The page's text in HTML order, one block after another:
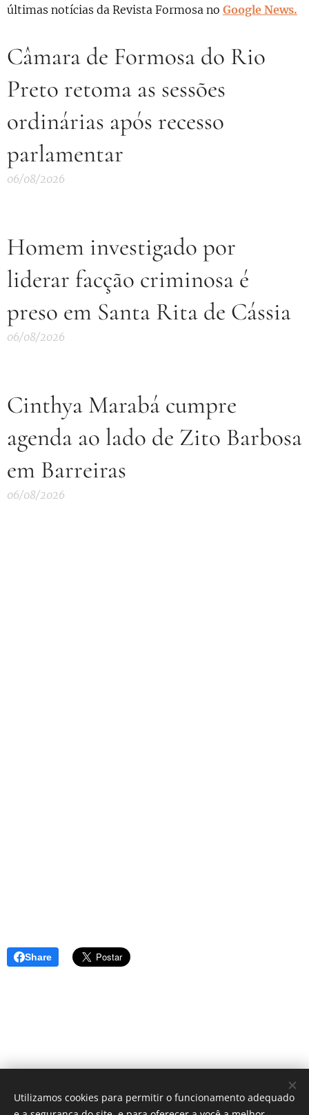
últimas notícias da Revista Formosa no Google News.
Câmara de Formosa do Rio
Preto retoma as sessões
ordinárias após recesso
parlamentar
06/08/2026
Homem investigado por
liderar facção criminosa é
preso em Santa Rita de Cássia
06/08/2026
Cinthya Marabá cumpre
agenda ao lado de Zito Barbosa
em Barreiras
06/08/2026
Share
Utilizamos cookies para permitir o funcionamento adequado